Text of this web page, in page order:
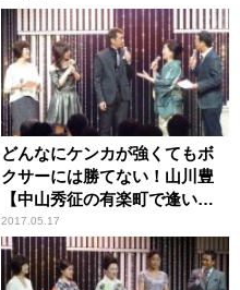
どんなにケンカが強くてもボ
クサーには勝てない！山川豊
【中山秀征の有楽町で逢いま
SHOW♪】
2017.05.17